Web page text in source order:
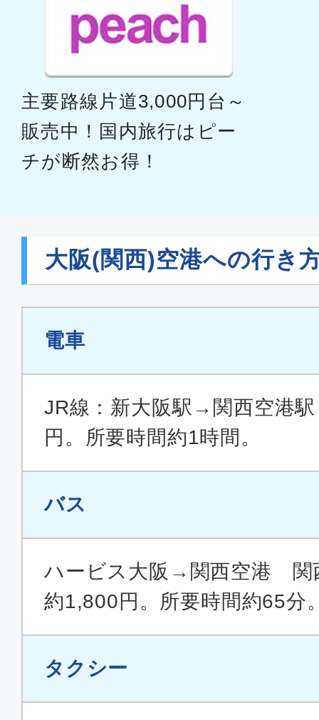
主要路線片道3,000円台～
販売中！国内旅行はピー
チが断然お得！
大阪(関西)空港への行き
電車
JR線：新大阪駅→関西空港
円。所要時間約1時間。
バス
ハービス大阪→関西空港
約1,800円。所要時間約65分
タクシー